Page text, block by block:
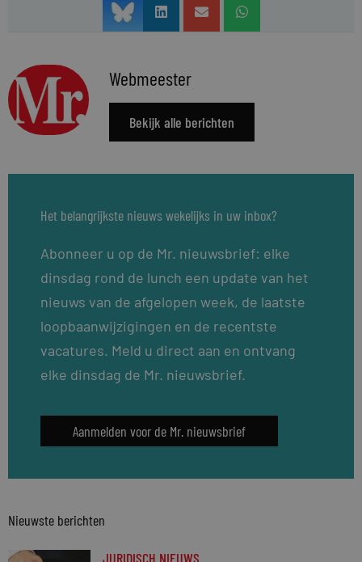
Webmeester
Bekijk alle berichten
Het belangrijkste nieuws wekelijks in uw inbox?
Abonneer u op de Mr. nieuwsbrief: elke
dinsdag rond de lunch een update van het
nieuws van de afgelopen week, de laatste
loopbaanwijzigingen en de recentste
vacatures. Meld u direct aan en ontvang
elke dinsdag de Mr. nieuwsbrief.
Aanmelden voor de Mr. nieuwsbrief
Nieuwste berichten
JURIDISCH NIEUWS